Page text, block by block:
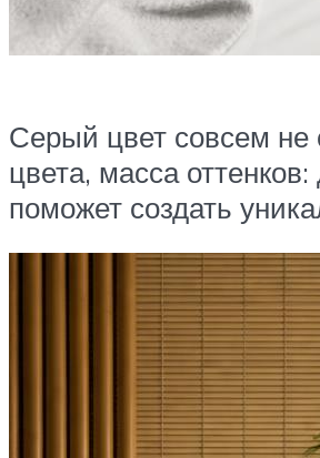
Серый цвет совсем не
цвета, масса
поможет создать